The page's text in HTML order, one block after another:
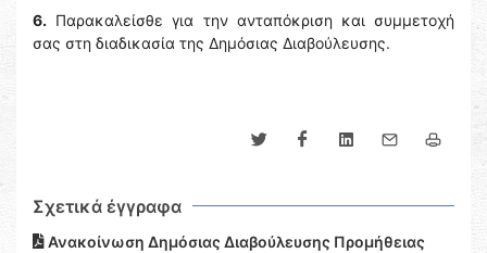
6. Παρακαλείσθε για την ανταπόκριση και συμμετοχή
σας στη διαδικασία της Δημόσιας Διαβούλευσης.
Σχετικά έγγραφα
Ανακοίνωση Δημόσιας Διαβούλευσης Προμήθειας